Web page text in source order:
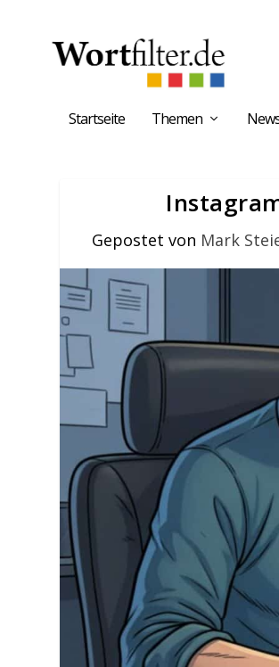
Startseite Themen
Gepostet von Mark